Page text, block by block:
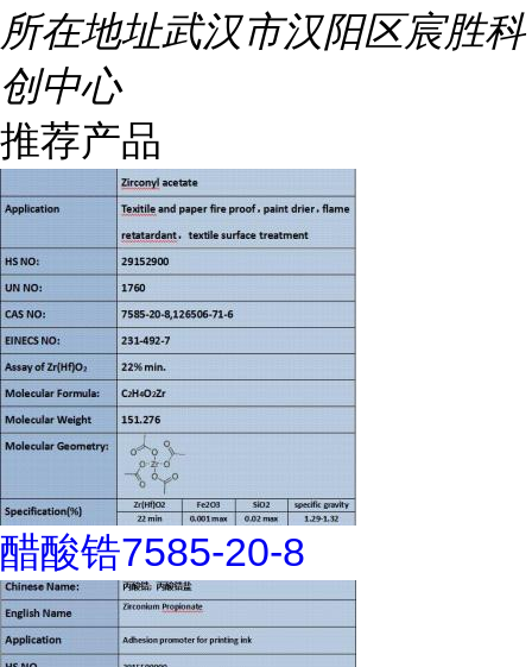
所在地址武汉市汉阳区宸胜科
创中心
推荐产品
醋酸锆7585-20-8